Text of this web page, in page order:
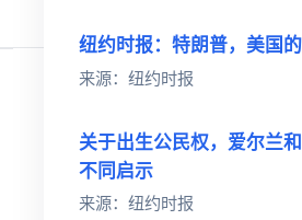
纽约时报：特朗普，美国
来源：纽约时报
关于出生公民权，爱尔兰
不同启示
来源：纽约时报